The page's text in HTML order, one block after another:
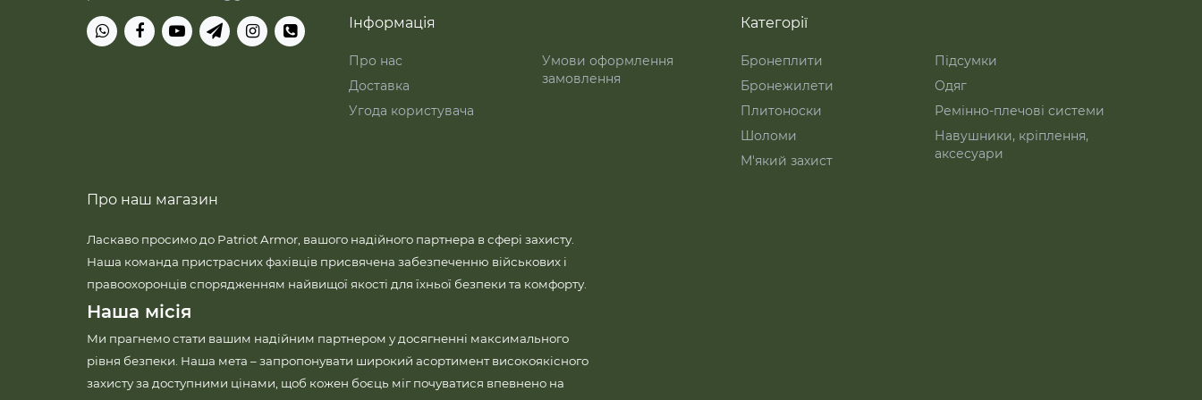
Інформація
Про нас
Доставка
Угода користувача
Умови оформлення
замовлення
Категорії
Бронеплити
Бронежилети
Плитоноски
Шоломи
М'який захист
Підсумки
Одяг
Ремінно-плечові системи
Навушники, кріплення,
аксесуари
Про наш магазин
Ласкаво просимо до Patriot Armor, вашого надійного партнера в сфері захисту.
Наша команда пристрасних фахівців присвячена забезпеченню військових і
правоохоронців спорядженням найвищої якості для їхньої безпеки та комфорту.
Наша місія
Ми прагнемо стати вашим надійним партнером у досягненні максимального
рівня безпеки. Наша мета – запропонувати широкий асортимент високоякісного
захисту за доступними цінами, щоб кожен боєць міг почуватися впевнено на